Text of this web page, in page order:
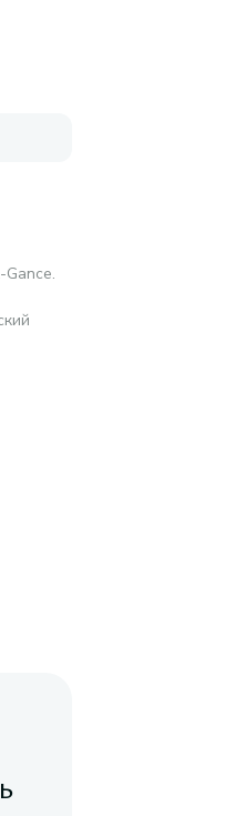
Gance.